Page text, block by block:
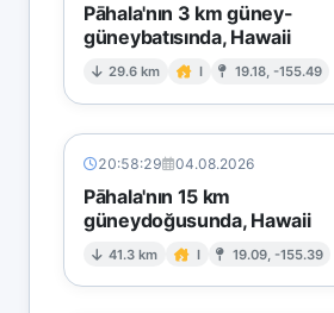
Pāhala'nın 3 km güney-
güneybatısında, Hawaii
29.6 km I 19.18, -155.49
20:58:29 04.08.2026
Pāhala'nın 15 km
güneydoğusunda, Hawaii
41.3 km I 19.09, -155.39